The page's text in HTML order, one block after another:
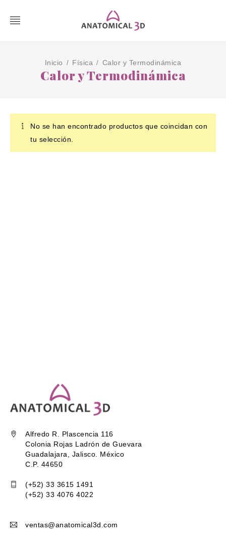
Inicio / Física / Calor y Termodinámica
Calor y Termodinámica
No se han encontrado productos que coincidan con
tu selección.
Alfredo R. Plascencia 116
Colonia Rojas Ladrón de Guevara
Guadalajara, Jalisco. México
C.P. 44650
(+52) 33 3615 1491
(+52) 33 4076 4022
ventas@anatomical3d.com